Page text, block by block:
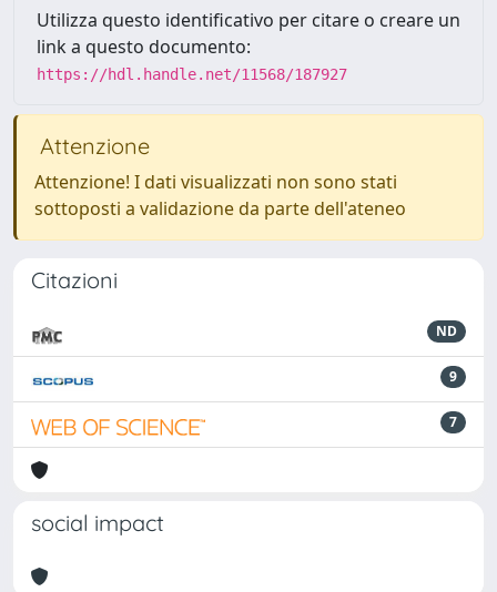
Utilizza questo identificativo per citare o creare un
link a questo documento:
https://hdl.handle.net/11568/187927
Attenzione
Attenzione! I dati visualizzati non sono stati
sottoposti a validazione da parte dell'ateneo
Citazioni
ND
9
7
social impact